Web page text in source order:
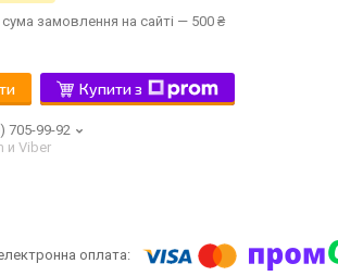
замовлення на сайті — 500 ₴
Купити з
705-99-92
и Viber